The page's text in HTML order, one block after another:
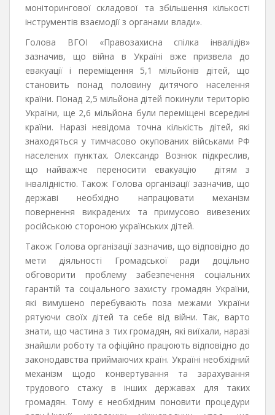
моніторингової складової та збільшення кількості
інструментів взаємодії з органами влади».
Голова ВГОІ «Правозахисна спілка інвалідів»
зазначив, що війна в Україні вже призвела до
евакуації і переміщення 5,1 мільйонів дітей, що
становить понад половину дитячого населення
країни. Понад 2,5 мільйона дітей покинули територію
України, ще 2,6 мільйона були переміщені всередині
країни. Наразі невідома точна кількість дітей, які
знаходяться у тимчасово окупованих військами РФ
населених пунктах. Олександр Вознюк підкреслив,
що найважче переносити евакуацію дітям з
інвалідністю. Також Голова організації зазначив, що
державі необхідно напрацювати механізм
повернення викрадених та примусово вивезених
російською стороною українських дітей.
Також Голова організації зазначив, що відповідно до
мети діяльності Громадської ради доцільно
обговорити проблему забезпечення соціальних
гарантій та соціального захисту громадян України,
які вимушено перебувають поза межами України
рятуючи своїх дітей та себе від війни. Так, варто
знати, що частина з тих громадян, які виїхали, наразі
знайшли роботу та офіційно працюють відповідно до
законодавства приймаючих країн. Україні необхідний
механізм щодо конвертування та зарахування
трудового стажу в інших державах для таких
громадян. Тому є необхідним поновити процедури